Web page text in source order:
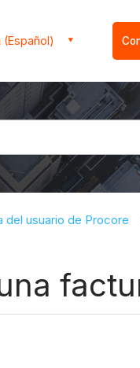
del usuario de Procore